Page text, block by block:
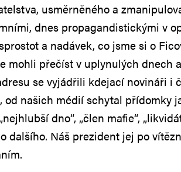
usměrněného a
dnes propagandistickými v
a nadávek, co jsme si o
mohli přečíst v uplynulých dnech
se vyjádřili kdejací novináři i
od našich médií schytal přídomky
dno“, „člen mafie“,
dalšího. Náš prezident jej po